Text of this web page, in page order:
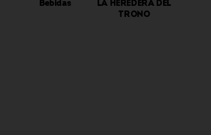
Bebidas
LA HEREDERA DEL
TRONO